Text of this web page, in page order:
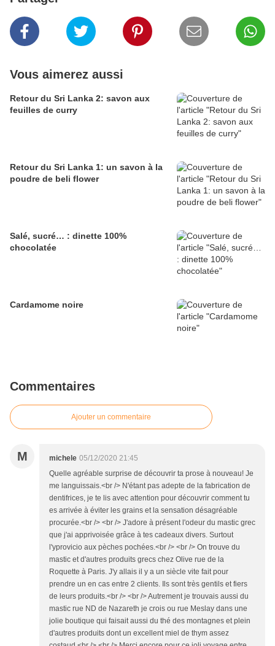
Vous aimerez aussi
Retour du Sri Lanka 2: savon aux
feuilles de curry
Retour du Sri Lanka 1: un savon à la
poudre de beli flower
Salé, sucré… : dinette 100%
chocolatée
Cardamome noire
Commentaires
Ajouter un commentaire
M michele 05/12/2020 21:45
Quelle agréable surprise de découvrir ta prose à nouveau! Je
me languissais.<br /> N'étant pas adepte de la fabrication de
dentifrices, je te lis avec attention pour découvrir comment tu
es arrivée à éviter les grains et la sensation désagréable
procurée.<br /> <br /> J'adore à présent l'odeur du mastic grec
que j'ai apprivoisée grâce à tes cadeaux divers. Surtout
l'yprovicio aux pèches pochées.<br /> <br /> On trouve du
mastic et d'autres produits grecs chez Olive rue de la
Roquette à Paris. J'y allais il y a un siècle vite fait pour
prendre un en cas entre 2 clients. Ils sont très gentils et fiers
de leurs produits.<br /> <br /> Autrement je trouvais aussi du
mastic rue ND de Nazareth je crois ou rue Meslay dans une
jolie boutique qui faisait aussi du thé des montagnes et plein
d'autres produits dont un excellent miel de thym assez